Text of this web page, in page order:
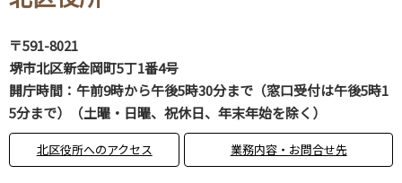
〒591-8021
堺市北区新金岡町5丁1番4号
開庁時間：午前9時から午後5時30分まで（窓口受付は午後5時1
5分まで）（土曜・日曜、祝休日、年末年始を除く）
北区役所へのアクセス 業務内容・お問合せ先